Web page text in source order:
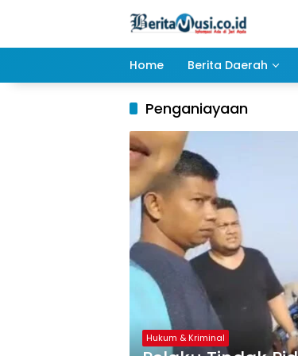
Home Berita Daerah
Penganiayaan
Hukum & Kriminal